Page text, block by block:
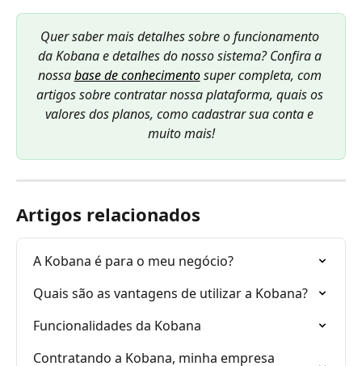
Quer saber mais detalhes sobre o funcionamento
da Kobana e detalhes do nosso sistema? Confira a
nossa base de conhecimento super completa, com
artigos sobre contratar nossa plataforma, quais os
valores dos planos, como cadastrar sua conta e
muito mais!
Artigos relacionados
A Kobana é para o meu negócio?
Quais são as vantagens de utilizar a Kobana?
Funcionalidades da Kobana
Contratando a Kobana, minha empresa